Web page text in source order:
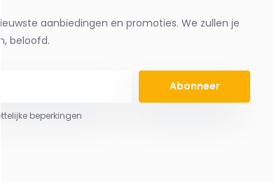
aanbiedingen en promoties. We zullen je
beloofd.
Abonneer
beperkingen